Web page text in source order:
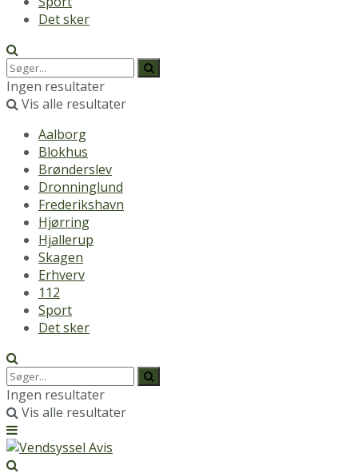
Det sker
Ingen resultater
Vis alle resultater
Aalborg
Blokhus
Brønderslev
Dronninglund
Frederikshavn
Hjørring
Hjallerup
Skagen
Erhverv
112
Sport
Det sker
Ingen resultater
Vis alle resultater